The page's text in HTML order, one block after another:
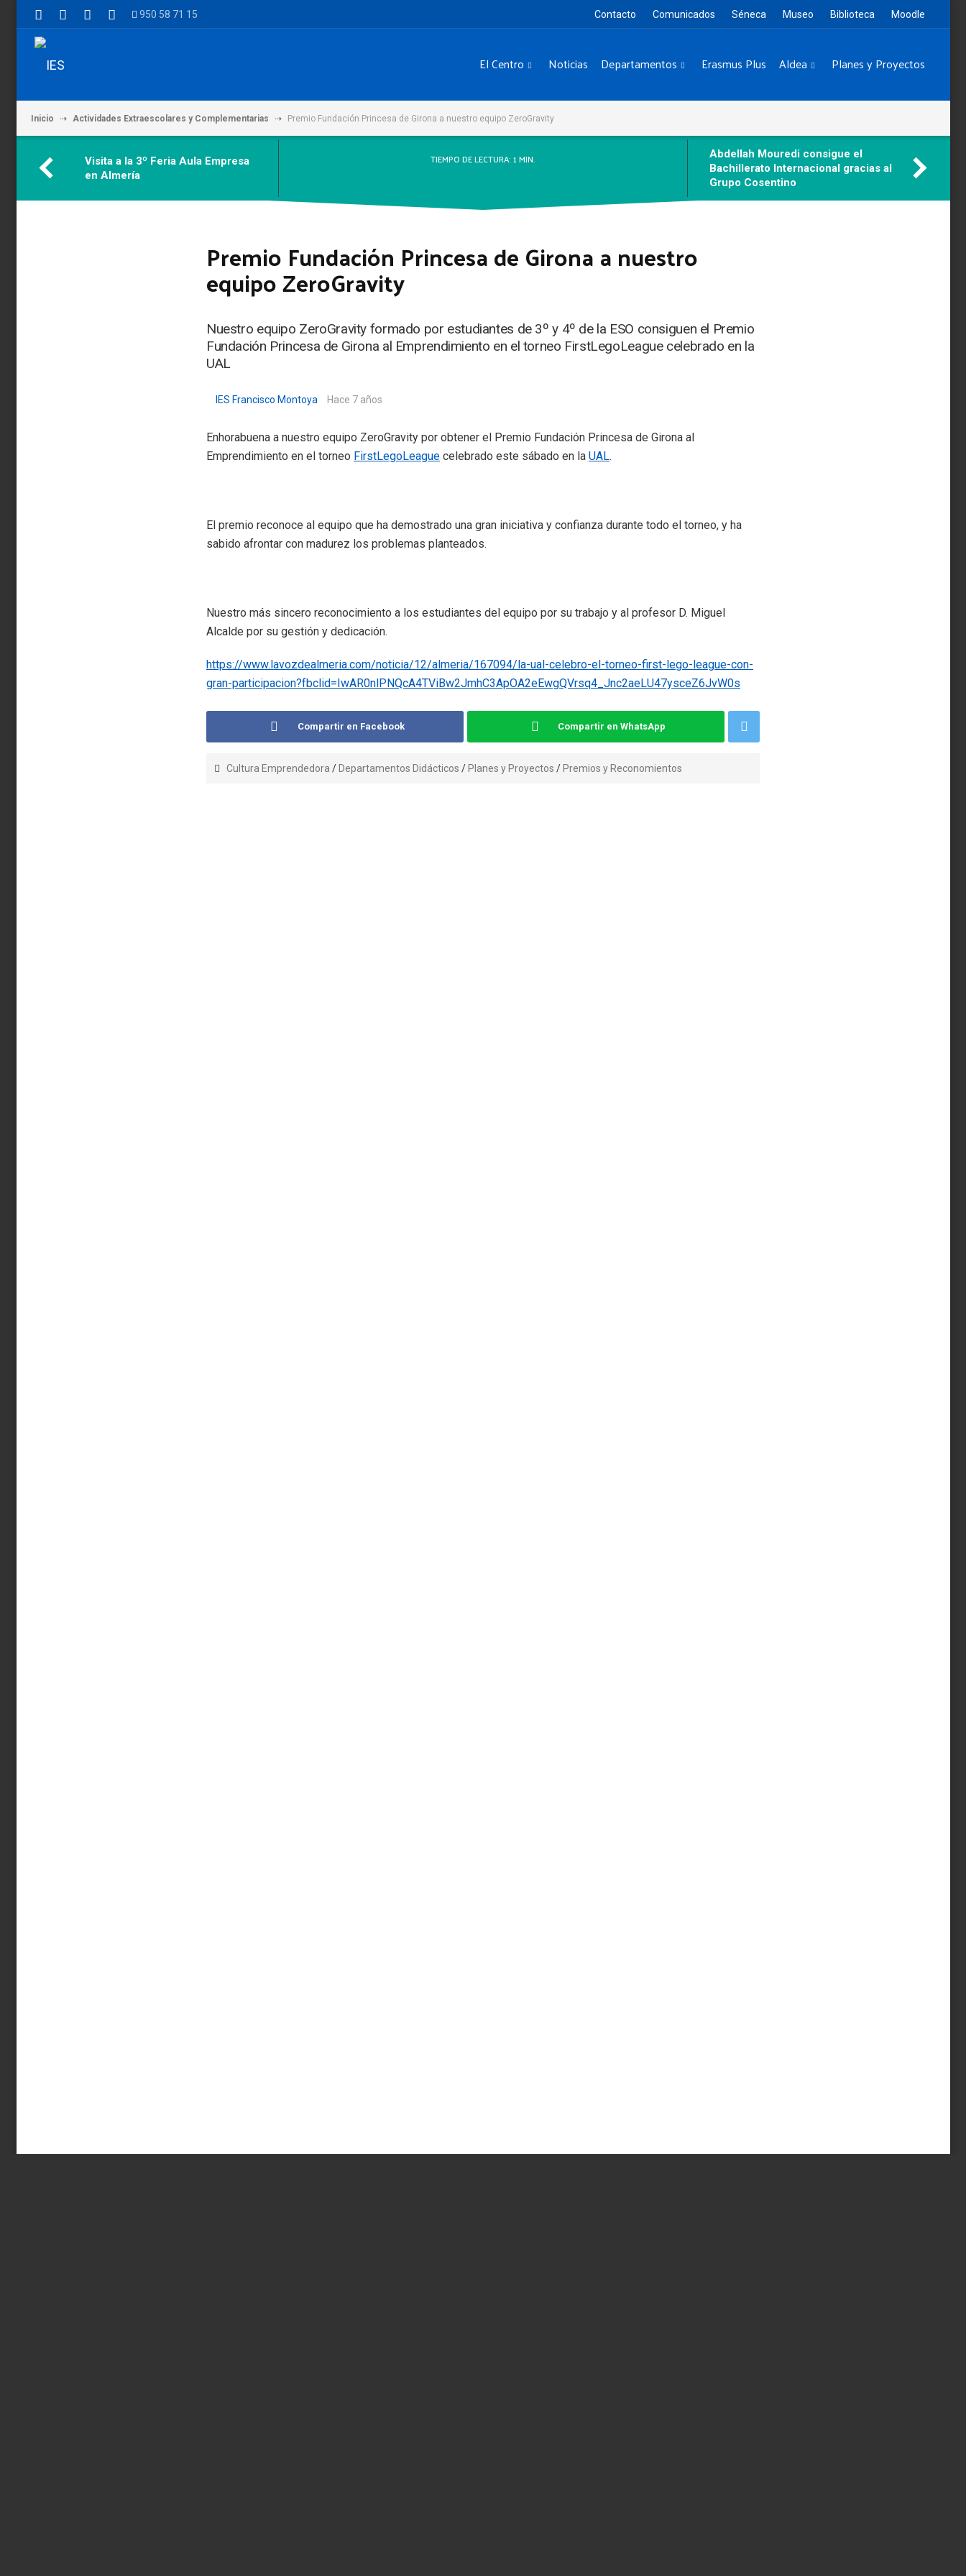
950 58 71 15 Contacto Comunicados Séneca Museo Biblioteca Moodle
El Centro Noticias Departamentos Erasmus Plus Aldea Planes y Proyectos
Inicio Actividades Extraescolares y Complementarias Premio Fundación Princesa de Girona a nuestro equipo ZeroGravity
Visita a la 3º Feria Aula Empresa
en Almería
TIEMPO DE LECTURA:1MIN.
Abdellah Mouredi consigue el
Bachillerato Internacional gracias al
Grupo Cosentino
Premio Fundación Princesa de Girona a nuestro
equipo ZeroGravity
Nuestro equipo ZeroGravity formado por estudiantes de 3º y 4º de la ESO consiguen el Premio
Fundación Princesa de Girona al Emprendimiento en el torneo FirstLegoLeague celebrado en la
UAL
IES Francisco Montoya Hace 7 años
Enhorabuena a nuestro equipo ZeroGravity por obtener el Premio Fundación Princesa de Girona al
Emprendimiento en el torneo FirstLegoLeague celebrado este sábado en la UAL.
El premio reconoce al equipo que ha demostrado una gran iniciativa y confianza durante todo el torneo, y ha
sabido afrontar con madurez los problemas planteados.
Nuestro más sincero reconocimiento a los estudiantes del equipo por su trabajo y al profesor D. Miguel
Alcalde por su gestión y dedicación.
https://www.lavozdealmeria.com/noticia/12/almeria/167094/la-ual-celebro-el-torneo-first-lego-league-con-
gran-participacion?fbclid=IwAR0nlPNQcA4TViBw2JmhC3ApOA2eEwgQVrsq4_Jnc2aeLU47ysceZ6JvW0s
Compartir en Facebook Compartir en WhatsApp
Cultura Emprendedora /Departamentos Didácticos /Planes y Proyectos /Premios y Reconomientos